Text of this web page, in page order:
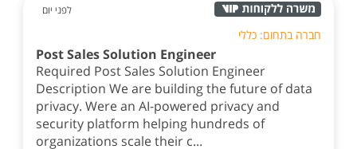
לפני יום
חברה בתחום: כללי
Post Sales Solution Engineer
Required Post Sales Solution Engineer
Description We are building the future of data
privacy. Were an AI-powered privacy and
security platform helping hundreds of
organizations scale their c...